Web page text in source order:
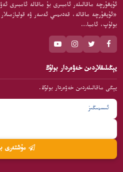
ئۇيغۇرچە ماقالىلەر ئامبىرى بۇ ماقالە ئامبىرى
«ئۇيغۇرچە ماقالە، قەدىمىي ئەسەر ۋە
بولۇپ، ئامبا…
يېڭىلىقلاردىن خەۋەردار بولۇڭ
يېڭى ماقالىلەردىن خەۋەردار بولۇڭ.